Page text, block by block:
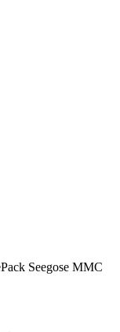
Seegose MMC